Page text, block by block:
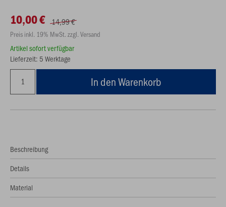
10,00 € 14,99 €
Preis inkl. 19% MwSt. zzgl. Versand
Artikel sofort verfügbar
Lieferzeit: 5 Werktage
In den Warenkorb
Beschreibung
Details
Material